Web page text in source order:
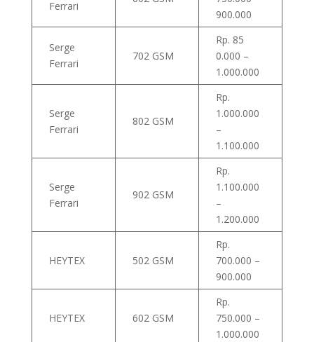
Ferrari
900.000
Serge
Ferrari
702 GSM
Rp. 85
0.000 –
1.000.000
Serge
Ferrari
802 GSM
Rp.
1.000.000
–
1.100.000
Serge
Ferrari
902 GSM
Rp.
1.100.000
–
1.200.000
HEYTEX 502 GSM
Rp.
700.000 –
900.000
HEYTEX 602 GSM
Rp.
750.000 –
1.000.000